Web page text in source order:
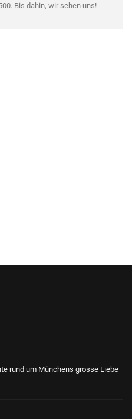
Bis dahin, wir sehen uns!
rund um Münchens grosse Liebe